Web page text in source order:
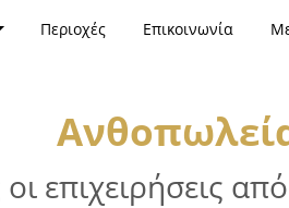
Περιοχές Επικοινωνία
επιχειρήσεις